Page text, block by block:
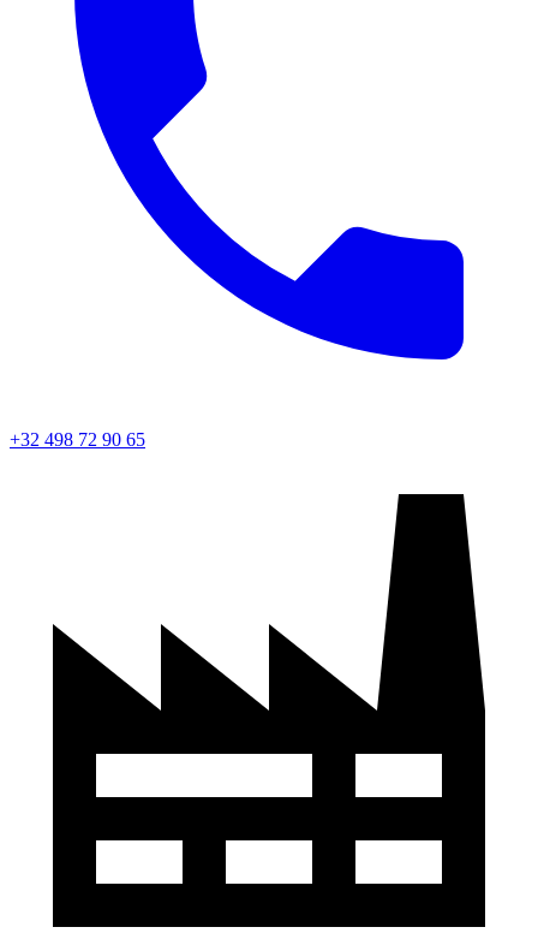
+32 498 72 90 65